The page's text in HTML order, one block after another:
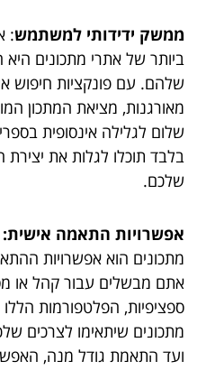
ממשק ידידותי למשתמש:
ביותר של אתרי מתכונים
שלהם. עם פונקציות חיפוש
מאורגנות, מציאת המתכון
שלום לגלילה אינסופית
בלבד תוכלו לגלות את
שלכם.
אפשרויות התאמה אישית:
מתכונים הוא אפשרויות
אתם מבשלים עבור קהל או
ספציפיות, הפלטפורמות
מתכונים שיתאימו לצרכים
ועד התאמת גודל מנה,